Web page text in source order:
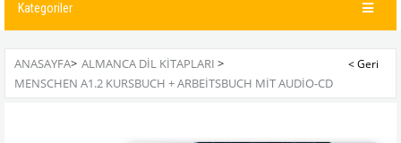
Kategoriler
ANASAYFA> ALMANCA DIL KITAPLARI >
MENSCHEN A1.2 KURSBUCH + ARBEITSBUCH MIT AUDIO-CD